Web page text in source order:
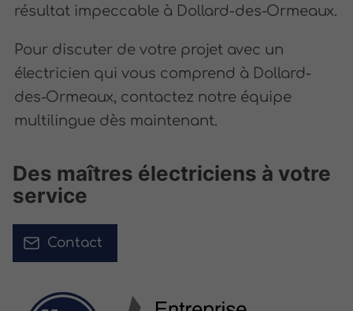
résultat impeccable à Dollard-des-Ormeaux.
Pour discuter de votre projet avec un
électricien qui vous comprend à Dollard-
des-Ormeaux, contactez notre équipe
multilingue dès maintenant.
Des maîtres électriciens à votre
service
Contact